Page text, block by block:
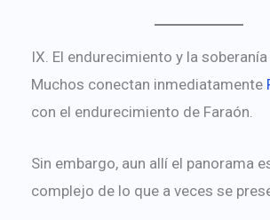
IX. El endurecimiento y la soberanía
Muchos conectan inmediatamente
con el endurecimiento de Faraón.
Sin embargo, aun allí el panorama
complejo de lo que a veces se